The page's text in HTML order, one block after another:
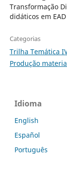
Transformação
didáticos em EAD
Categorias
Trilha Temática
Produção
Idioma
English
Español
Português